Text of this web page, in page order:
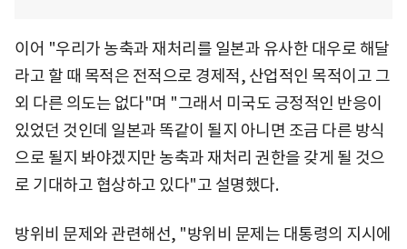
이어 "우리가 농축과 재처리를 일본과 유사한 대우로 해달
라고 할 때 목적은 전적으로 경제적, 산업적인 목적이고 그
외 다른 의도는 없다"며 "그래서 미국도 긍정적인 반응이
있었던 것인데 일본과 똑같이 될지 아니면 조금 다른 방식
으로 될지 봐야겠지만 농축과 재처리 권한을 갖게 될 것으
로 기대하고 협상하고 있다"고 설명했다.
방위비 문제와 관련해선, "방위비 문제는 대통령의 지시에